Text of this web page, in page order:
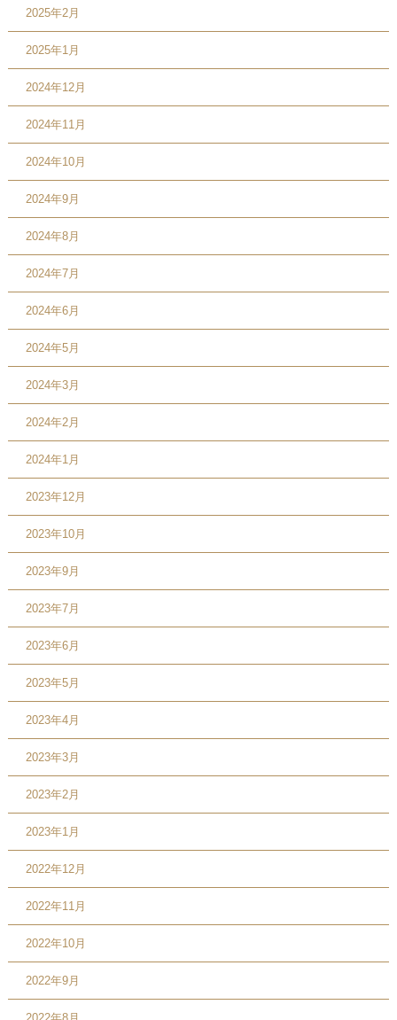
2025年2月
2025年1月
2024年12月
2024年11月
2024年10月
2024年9月
2024年8月
2024年7月
2024年6月
2024年5月
2024年3月
2024年2月
2024年1月
2023年12月
2023年10月
2023年9月
2023年7月
2023年6月
2023年5月
2023年4月
2023年3月
2023年2月
2023年1月
2022年12月
2022年11月
2022年10月
2022年9月